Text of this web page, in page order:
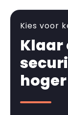
Kies voor
Klaar